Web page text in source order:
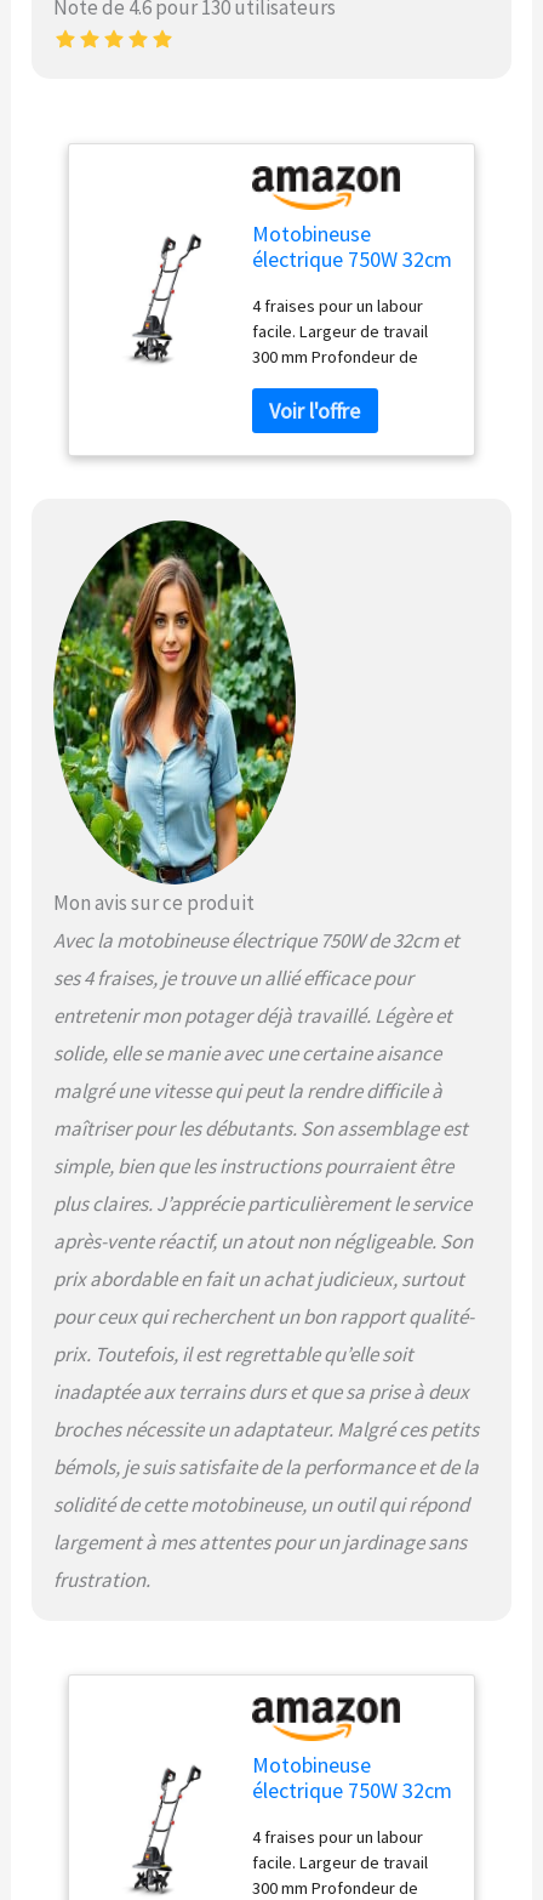
Note de 4.6 pour 130 utilisateurs
Motobineuse
électrique 750W 32cm
4 fraises pour un labour
facile. Largeur de travail
300 mm Profondeur de
technologie avancée cette
motobineuse électrique
permet de démarrer même
motobineuse facile à
piloter dans votre jardin.
Mon avis sur ce produit
Avec la motobineuse électrique 750W de 32cm et
ses 4 fraises, je trouve un allié efficace pour
entretenir mon potager déjà travaillé. Légère et
solide, elle se manie avec une certaine aisance
malgré une vitesse qui peut la rendre difficile à
maîtriser pour les débutants. Son assemblage est
simple, bien que les instructions pourraient être
plus claires. J’apprécie particulièrement le service
après-vente réactif, un atout non négligeable. Son
prix abordable en fait un achat judicieux, surtout
pour ceux qui recherchent un bon rapport qualité-
prix. Toutefois, il est regrettable qu’elle soit
inadaptée aux terrains durs et que sa prise à deux
broches nécessite un adaptateur. Malgré ces petits
bémols, je suis satisfaite de la performance et de la
solidité de cette motobineuse, un outil qui répond
largement à mes attentes pour un jardinage sans
frustration.
Motobineuse
électrique 750W 32cm
4 fraises pour un labour
facile. Largeur de travail
300 mm Profondeur de